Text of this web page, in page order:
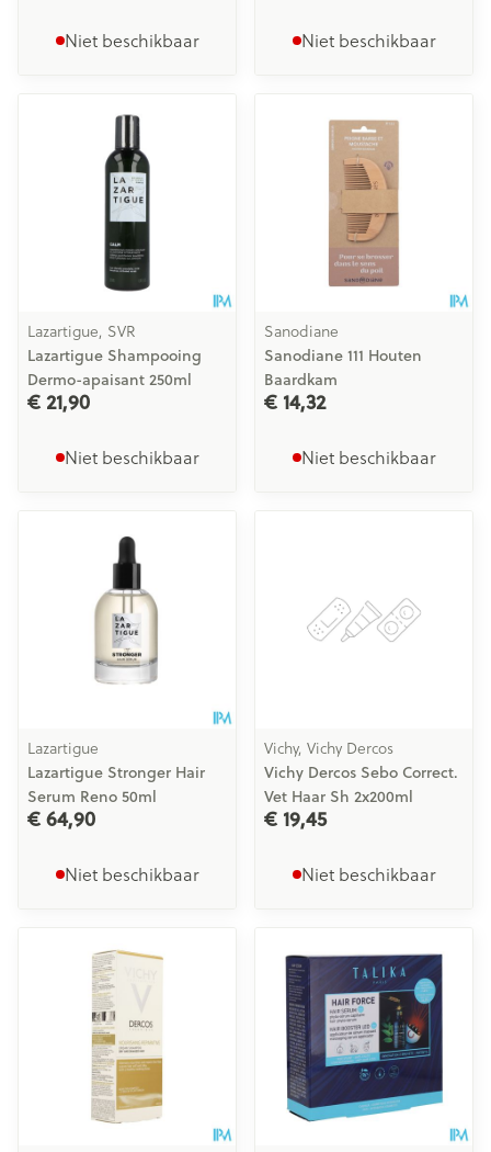
Niet beschikbaar Niet beschikbaar
Lazartigue, SVR
Lazartigue Shampooing
Dermo-apaisant 250ml
€ 21,90
Niet beschikbaar
Sanodiane
Sanodiane 111 Houten
Baardkam
€ 14,32
Niet beschikbaar
Lazartigue
Lazartigue Stronger Hair
Serum Reno 50ml
€ 64,90
Niet beschikbaar
Vichy, Vichy Dercos
Vichy Dercos Sebo Correct.
Vet Haar Sh 2x200ml
€ 19,45
Niet beschikbaar